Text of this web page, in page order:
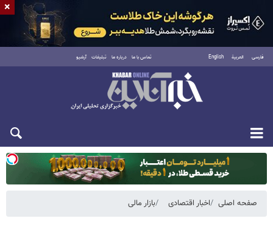
فارسی العربية English تماس با ما درباره ما تبلیغات آرشیو
یکشنبه ۱۸ مرداد ۱۴۰۵
صفحه اصلی اخبار اقتصادی بازار مالی
×